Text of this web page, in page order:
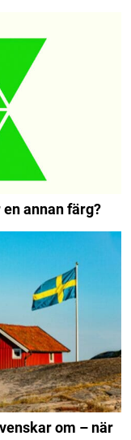
annan färg?
om – när